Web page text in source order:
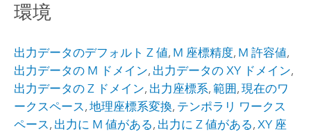
環境
出力データのデフォルト Z 値, M 座標精度, M 許容値,
出力データの M ドメイン, 出力データの XY ドメイン,
出力データの Z ドメイン, 出力座標系, 範囲 , 現在のワ
ークスペース, 地理座標系変換, テンポラリ ワークス
ペース, 出力に M 値がある, 出力に Z 値がある, XY 座